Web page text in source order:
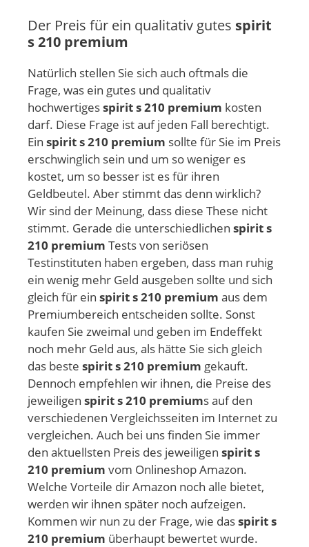
Der Preis für ein qualitativ gutes spirit
s 210 premium
Natürlich stellen Sie sich auch oftmals die
Frage, was ein gutes und qualitativ
hochwertigesspirit s 210 premium kosten
darf. Diese Frage ist auf jeden Fall berechtigt.
Ein spirit s 210 premium sollte für Sie im Preis
erschwinglich sein und um so weniger es
kostet, um so besser ist es für ihren
Geldbeutel. Aber stimmt das denn wirklich?
Wir sind der Meinung, dass diese These nicht
stimmt. Gerade die unterschiedlichen spirit s
210 premium Tests von seriösen
Testinstituten haben ergeben, dass man ruhig
ein wenig mehr Geld ausgeben sollte und sich
gleich für ein spirit s 210 premium aus dem
Premiumbereich entscheiden sollte. Sonst
kaufen Sie zweimal und geben im Endeffekt
noch mehr Geld aus, als hätte Sie sich gleich
das beste spirit s 210 premium gekauft.
Dennoch empfehlen wir ihnen, die Preise des
jeweiligen spirit s 210 premiums auf den
verschiedenen Vergleichsseiten im Internet zu
vergleichen. Auch bei uns finden Sie immer
den aktuellsten Preis des jeweiligen spirit s
210 premium vom Onlineshop Amazon.
Welche Vorteile dir Amazon noch alle bietet,
werden wir ihnen später noch aufzeigen.
Kommen wir nun zu der Frage, wie dasspirit s
210 premium überhaupt bewertet wurde.